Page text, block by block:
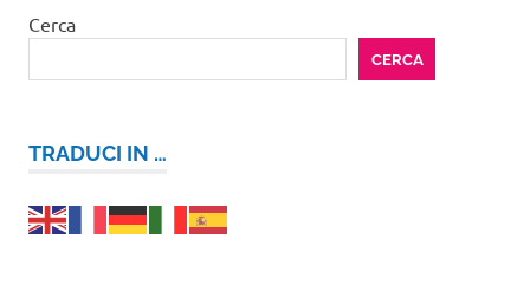
Cerca
CERCA
TRADUCI IN …